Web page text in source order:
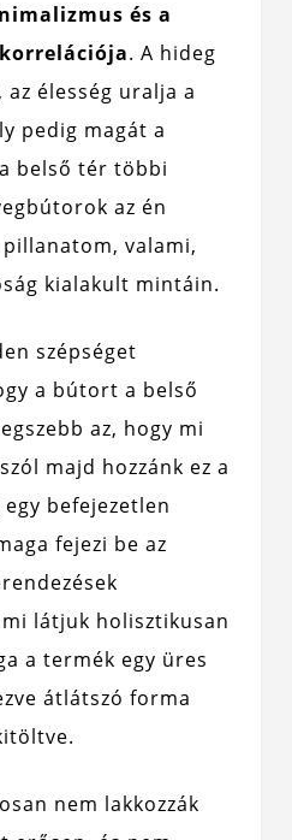
és a
. A hideg
élesség uralja a
pedig magát a
belső tér többi
az én
valami,
kialakult mintáin.
szépséget
a bútort a belső
az, hogy mi
majd hozzánk ez a
befejezetlen
fejezi be az
látjuk holisztikusan
a termék egy üres
átlátszó forma
nem lakkozzák